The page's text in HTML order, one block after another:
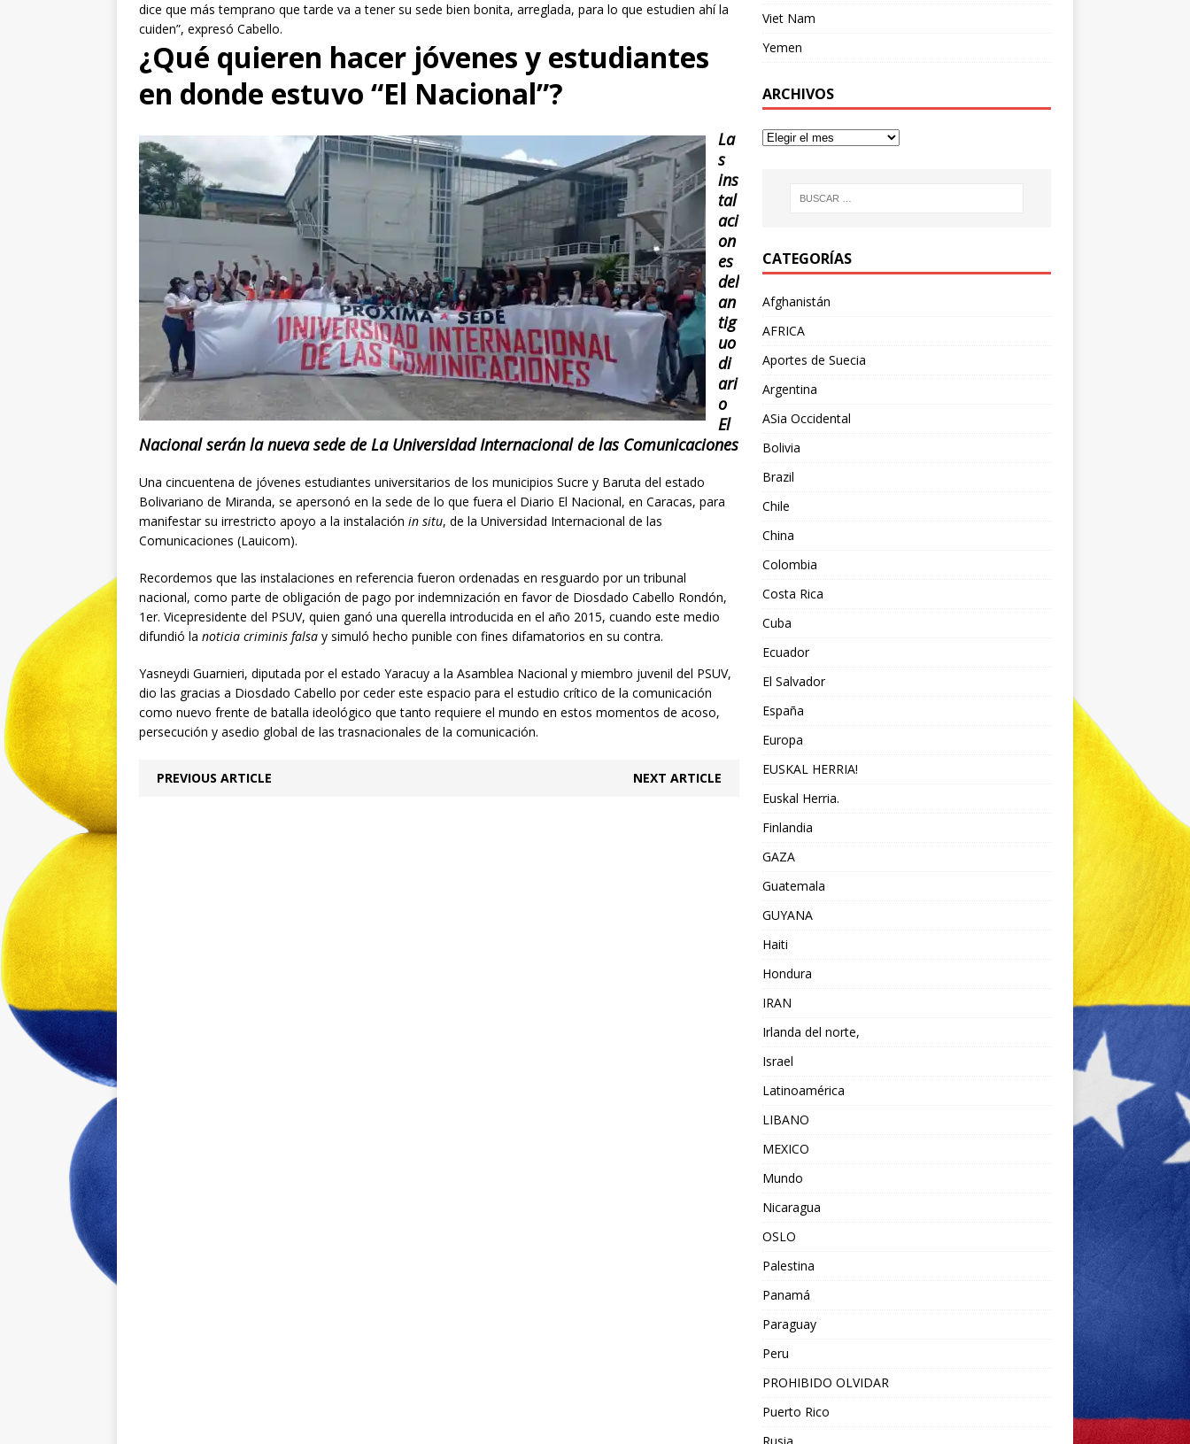
dice que más temprano que tarde va a tener su sede bien bonita, arreglada, para lo que estudien ahí la
cuiden”, expresó Cabello.
¿Qué quieren hacer jóvenes y estudiantes
en donde estuvo “El Nacional”?
La
s
ins
tal
aci
on
es
del
an
tig
uo
di
ari
o
El
Nacional serán la nueva sede de La Universidad Internacional de las Comunicaciones
Una cincuentena de jóvenes estudiantes universitarios de los municipios Sucre y Baruta del estado
Bolivariano de Miranda, se apersonó en la sede de lo que fuera el Diario El Nacional, en Caracas, para
manifestar su irrestricto apoyo a la instalación in situ, de la Universidad Internacional de las
Comunicaciones (Lauicom).
Recordemos que las instalaciones en referencia fueron ordenadas en resguardo por un tribunal
nacional, como parte de obligación de pago por indemnización en favor de Diosdado Cabello Rondón,
1er. Vicepresidente del PSUV, quien ganó una querella introducida en el año 2015, cuando este medio
difundió la noticia criminis falsa y simuló hecho punible con fines difamatorios en su contra.
Yasneydi Guarnieri, diputada por el estado Yaracuy a la Asamblea Nacional y miembro juvenil del PSUV,
dio las gracias a Diosdado Cabello por ceder este espacio para el estudio crítico de la comunicación
como nuevo frente de batalla ideológico que tanto requiere el mundo en estos momentos de acoso,
persecución y asedio global de las trasnacionales de la comunicación.
PREVIOUS ARTICLE NEXT ARTICLE
Viet Nam
Yemen
ARCHIVOS
CATEGORÍAS
Afghanistán
AFRICA
Aportes de Suecia
Argentina
ASia Occidental
Bolivia
Brazil
Chile
China
Colombia
Costa Rica
Cuba
Ecuador
El Salvador
España
Europa
EUSKAL HERRIA!
Euskal Herria.
Finlandia
GAZA
Guatemala
GUYANA
Haiti
Hondura
IRAN
Irlanda del norte,
Israel
Latinoamérica
LIBANO
MEXICO
Mundo
Nicaragua
OSLO
Palestina
Panamá
Paraguay
Peru
PROHIBIDO OLVIDAR
Puerto Rico